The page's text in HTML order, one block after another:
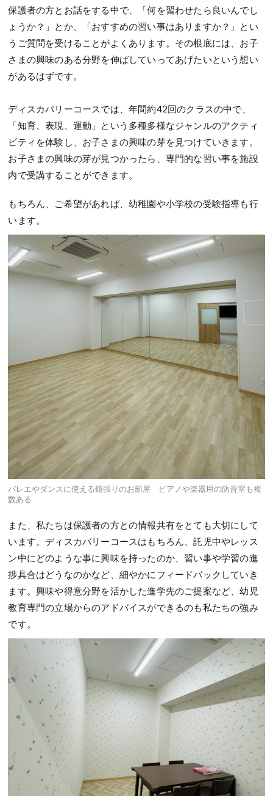
保護者の方とお話をする中で、「何を習わせたら良いんでし
ょうか？」とか、「おすすめの習い事はありますか？」とい
うご質問を受けることがよくあります。その根底には、お子
さまの興味のある分野を伸ばしていってあげたいという想い
があるはずです。
ディスカバリーコースでは、年間約42回のクラスの中で、
「知育、表現、運動」という多種多様なジャンルのアクティ
ビティを体験し、お子さまの興味の芽を見つけていきます。
お子さまの興味の芽が見つかったら、専門的な習い事を施設
内で受講することができます。
もちろん、ご希望があれば、幼稚園や小学校の受験指導も行
います。
バレエやダンスに使える鏡張りのお部屋 ピアノや楽器用の防音室も複
数ある
また、私たちは保護者の方との情報共有をとても大切にして
います。ディスカバリーコースはもちろん、託児中やレッス
ン中にどのような事に興味を持ったのか、習い事や学習の進
捗具合はどうなのかなど、細やかにフィードバックしていき
ます。興味や得意分野を活かした進学先のご提案など、幼児
教育専門の立場からのアドバイスができるのも私たちの強み
です。